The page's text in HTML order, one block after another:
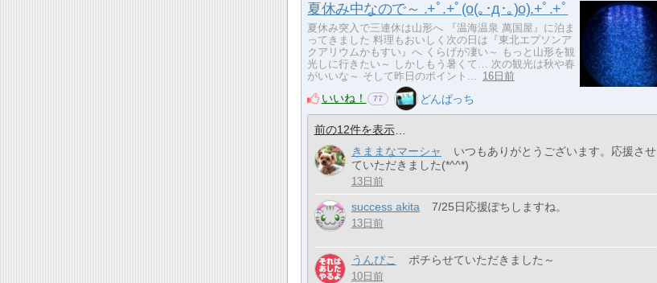
夏休み中なので～ .+ﾟ.+ﾟ(o(｡･д･｡)o).+ﾟ.+ﾟ
夏休み突入で三連休は山形へ 『温海温泉 萬国屋』に泊ま
ってきました 料理もおいしく次の日は『東北エプソンア
クアリウムかもすい』へ くらげが凄い～ もっと山形を観
光しに行きたい～ しかしもう暑くて… 次の観光は秋や春
がいいな～ そして昨日のポイント... 16日前
いいね！ 77 どんぱっち
前の12件を表示
きままなマーシャ
いつもありがとうございます。応援させ
ていただきました(*^^*)
13日前
success akita 7/25日応援ぽちしますね。
13日前
うんぴこ ポチらせていただきました～
10日前